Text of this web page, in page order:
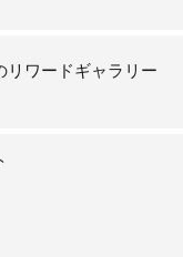
リワードギャラリー